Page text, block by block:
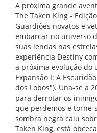
A próxima grande
The Taken King -
Guardiões novatos e
embarcar no universo
suas lendas nas
experiência Destiny
a próxima evolução do
Expansão I: A
dos Lobos"). Una-se a
para derrotar os
que perdemos e torne-
sombra negra caiu
Taken King, está